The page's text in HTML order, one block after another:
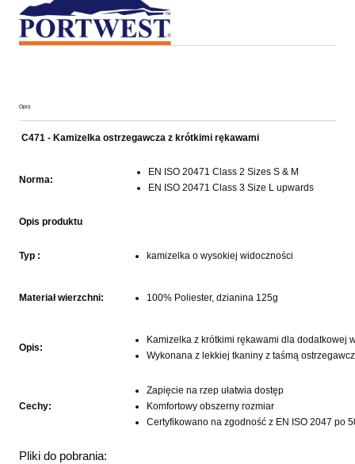
Opis
C471 - Kamizelka ostrzegawcza z krótkimi rękawami
Norma:
EN ISO 20471 Class 2 Sizes S & M
EN ISO 20471 Class 3 Size L upwards
Opis produktu
Typ : kamizelka o wysokiej widoczności
Materiał wierzchni: 100% Poliester, dzianina 125g
Opis:
Kamizelka z krótkimi rękawami dla dodatkowej
Wykonana z lekkiej tkaniny z taśmą
Cechy:
Zapięcie na rzep ułatwia dostęp
Komfortowy obszerny rozmiar
Certyfikowano na zgodność z EN ISO 2047 po
Pliki do pobrania: